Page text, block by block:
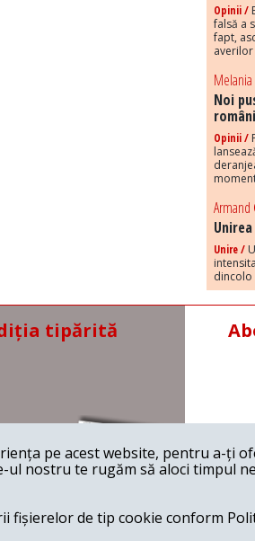
Opinii /
falsă a
fapt,
Melania
Noi
Opinii /
Armand
Unire /
dincolo
tipărită
pe acest website, pentru a-ți
nostru te rugăm să aloci timpul
de tip cookie conform